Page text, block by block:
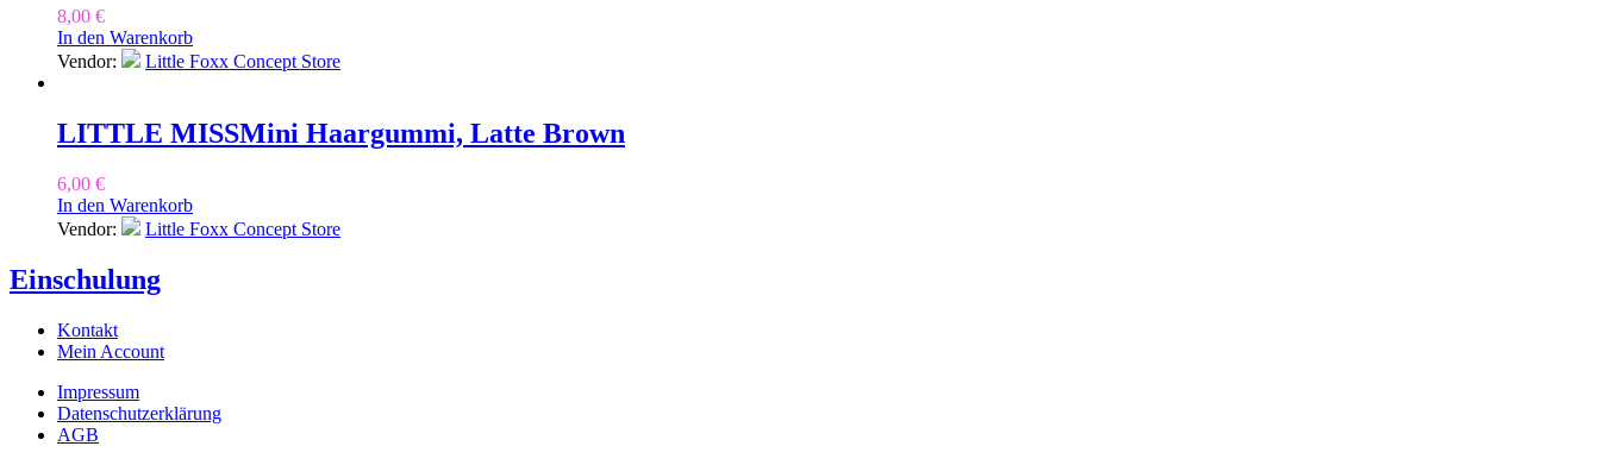
8,00 €
In den Warenkorb
Vendor:
Little Foxx Concept Store
LITTLE MISSMini Haargummi, Latte Brown
6,00 €
In den Warenkorb
Vendor:
Little Foxx Concept Store
Einschulung
Kontakt
Mein Account
Impressum
Datenschutzerklärung
AGB